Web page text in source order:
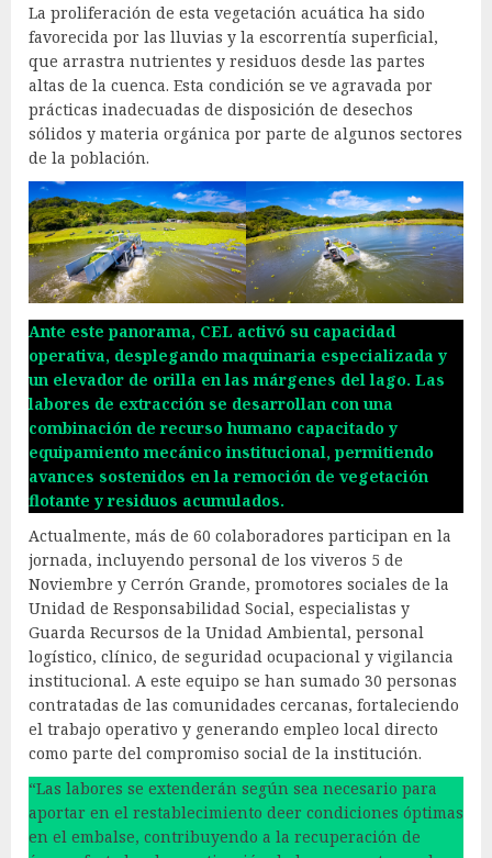
La proliferación de esta vegetación acuática ha sido
favorecida por las lluvias y la escorrentía superficial,
que arrastra nutrientes y residuos desde las partes
altas de la cuenca. Esta condición se ve agravada por
prácticas inadecuadas de disposición de desechos
sólidos y materia orgánica por parte de algunos sectores
de la población.
Ante este panorama, CEL activó su capacidad
operativa, desplegando maquinaria especializada y
un elevador de orilla en las márgenes del lago. Las
labores de extracción se desarrollan con una
combinación de recurso humano capacitado y
equipamiento mecánico institucional, permitiendo
avances sostenidos en la remoción de vegetación
flotante y residuos acumulados.
Actualmente, más de 60 colaboradores participan en la
jornada, incluyendo personal de los viveros 5 de
Noviembre y Cerrón Grande, promotores sociales de la
Unidad de Responsabilidad Social, especialistas y
Guarda Recursos de la Unidad Ambiental, personal
logístico, clínico, de seguridad ocupacional y vigilancia
institucional. A este equipo se han sumado 30 personas
contratadas de las comunidades cercanas, fortaleciendo
el trabajo operativo y generando empleo local directo
como parte del compromiso social de la institución.
“Las labores se extenderán según sea necesario para
aportar en el restablecimiento deer condiciones óptimas
en el embalse, contribuyendo a la recuperación de